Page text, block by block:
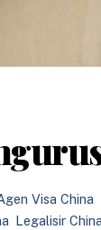
Visa China
Legalisir